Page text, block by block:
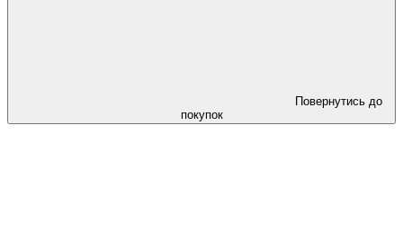
Повернутись до
покупок